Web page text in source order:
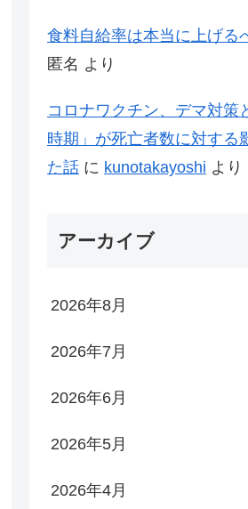
食料自給率は本当に上げる
匿名 より
コロナワクチン、デマ対策
時期」が死亡者数に対する
た話 に kunotakayoshi より
アーカイブ
2026年8月
2026年7月
2026年6月
2026年5月
2026年4月